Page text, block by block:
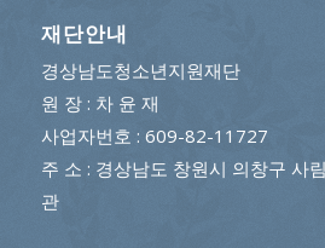
재단안내
경상남도청소년지원재단
원 장 : 차 윤 재
사업자번호 : 609-82-11727
주 소 : 경상남도 창원시 의창구 사
관